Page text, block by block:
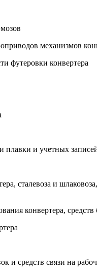
механизмов
футеровки конвертера
плавки и учетных
сталевоза и
конвертера,
и средств связи на